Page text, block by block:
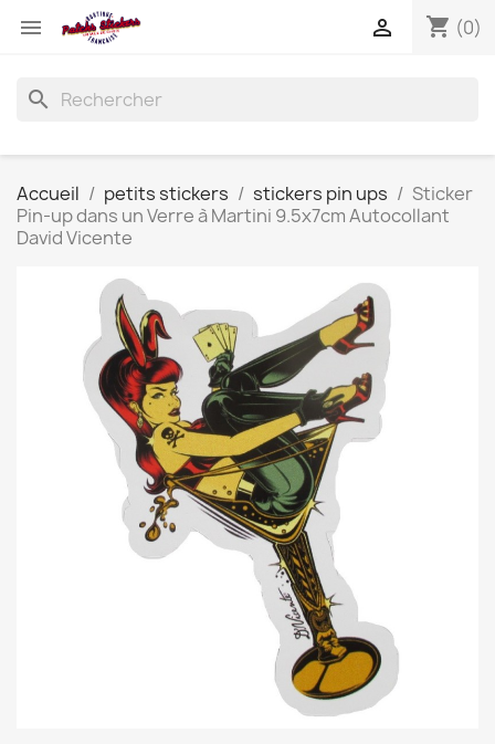
 shopping_cart (0)

search
Accueil petits stickers stickers pin ups
Sticker
Pin-up dans un Verre à Martini 9.5x7cm Autocollant
David Vicente